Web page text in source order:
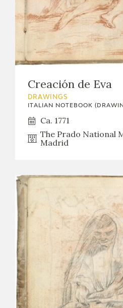
Creación de Eva
DRAWINGS
ITALIAN NOTEBOOK
Ca. 1771
The Prado National
Madrid